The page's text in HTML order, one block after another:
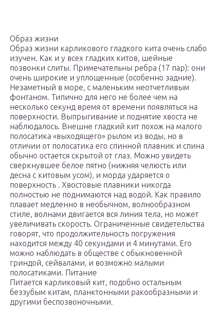
Образ жизни
Образ жизни карликового гладкого кита очень слабо
изучен. Как и у всех гладких китов, шейные
позвонки слиты. Примечательны ребра (17 пар): они
очень широкие и уплощенные (особенно задние).
Незаметный в море, с маленьким неотчетливым
фонтаном. Типично для него не более чем на
несколько секунд время от времени появляться на
поверхности. Выпрыгивание и поднятие хвоста не
наблюдалось. Внешне гладкий кит похож на малого
полосатика «выходящего» рылом из воды, но в
отличии от полосатика его спинной плавник и спина
обычно остается скрытой от глаз. Можно увидеть
сверкнувшее белое пятно (нижняя челюсть или
десна с китовым усом), и морда ударяется о
поверхность . Хвостовые плавники никогда
полностью не поднимаются над водой. Как правило
плавает медленно в необычном, волнообразном
стиле, волнами двигается вся линия тела, но может
увеличивать скорость. Ограниченные свидетельства
говорят, что продолжительность погружения
находится между 40 секундами и 4 минутами. Его
можно наблюдать в обществе с обыкновенной
гриндой, сейвалами, и возможно малыми
полосатиками. Питание
Питается карликовый кит, подобно остальным
беззубым китам, планктонными ракообразными и
другими беспозвоночными.